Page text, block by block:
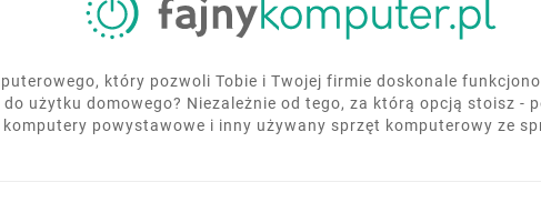
który pozwoli Tobie i Twojej firmie doskonale
użytku domowego? Niezależnie od tego, za którą opcją stoisz -
komputery powystawowe i inny używany sprzęt komputerowy ze